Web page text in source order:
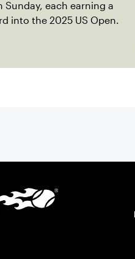
Sunday, each earning a
into the 2025 US Open.